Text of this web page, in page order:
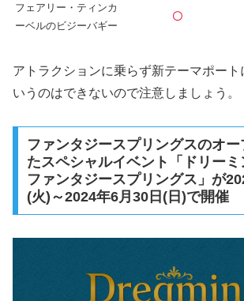
フェアリー・ティンカ
ーベルのビジーバギー
〇
アトラクションに乗らず新テーマポート
いうのはできないので注意しましょう。
ファンタジースプリングスのオー
たスペシャルイベント「ドリーミ
ファンタジースプリングス」が
(火)～2024年6月30日(日)で開催